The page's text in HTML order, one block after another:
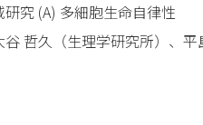
究 (A) 多細胞生命自律性
谷 哲久（生理学研究所）、平